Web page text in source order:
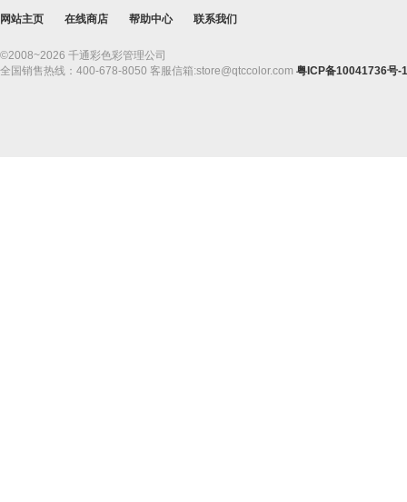
网站主页 在线商店 帮助中心 联系我们
©2008~2026 千通彩色彩管理公司
全国销售热线：400-678-8050 客服信箱:store@qtccolor.com 粤ICP备10041736号-